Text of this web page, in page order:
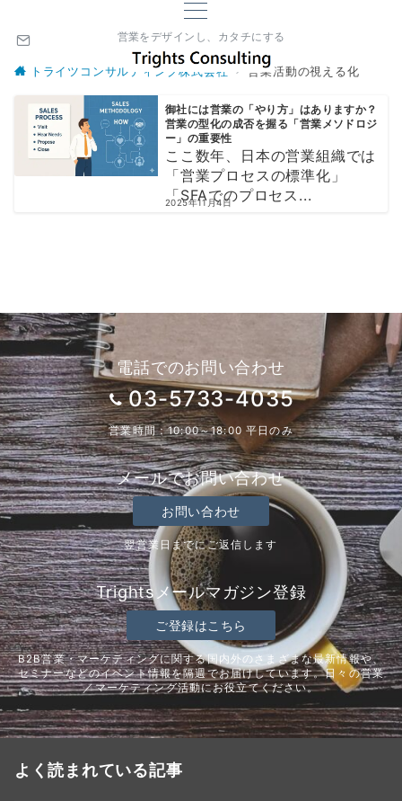
営業をデザインし、カタチにする
トライツコンサルティング株式会社 営業活動の視える化
御社には営業の「やり方」はありますか？
営業の型化の成否を握る「営業メソドロジ
ー」の重要性
ここ数年、日本の営業組織では
「営業プロセスの標準化」
「SFAでのプロセス...
2025年11月4日
電話でのお問い合わせ
03-5733-4035
営業時間：10:00～18:00 平日のみ
メールでお問い合わせ
お問い合わせ
翌営業日までにご返信します
Trightsメールマガジン登録
ご登録はこちら
B2B営業・マーケティングに関する国内外のさまざまな最新情報や、
セミナーなどのイベント情報を隔週でお届けしています。日々の営業
／マーケティング活動にお役立てください。
よく読まれている記事